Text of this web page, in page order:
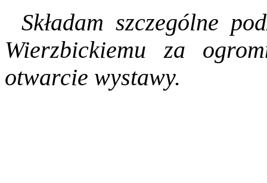
Składam szczególne
Wierzbickiemu za
otwarcie wystawy.